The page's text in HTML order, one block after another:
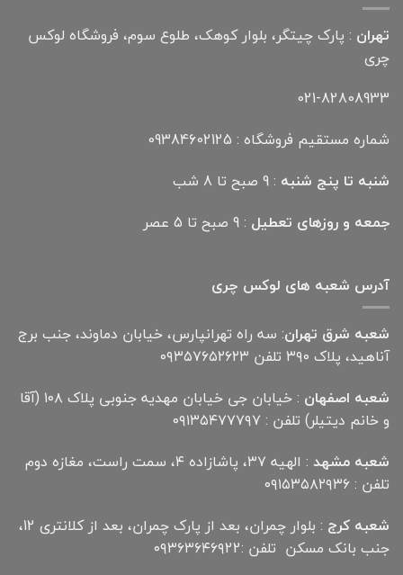
تهران : پارک چیتگر، بلوار کوهک، طلوع سوم، فروشگاه لوکس
چری
021-82808933
شماره مستقیم فروشگاه : 09384602125
شنبه تا پنج شنبه : 9 صبح تا 8 شب
جمعه و روزهای تعطیل : 9 صبح تا 5 عصر
آدرس شعبه های لوکس چری
شعبه شرق تهران: سه راه تهرانپارس، خیابان دماوند، جنب برج
آناهید، پلاک ۳۹۰ تلفن ۰۹۳۵۷۶۵۲۶۲۳
شعبه اصفهان
: خیابان جی خیابان مهدیه جنوبی پلاک ۱۰۸ (آقا
و خانم دیتیلر) تلفن : ۰۹۱۳۵۴۷۷۷۹۷
شعبه مشهد
: الهیه ۳۷، پاشازاده ۴، سمت راست، مغازه دوم
تلفن : ۰۹۱۵۳۵۸۲۹۳۶
شعبه کرج
: بلوار چمران، بعد از پارک چمران، بعد از کلانتری 12،
جنب بانک مسکن تلفن :۰۹۳۶۳۶۴۶۹22